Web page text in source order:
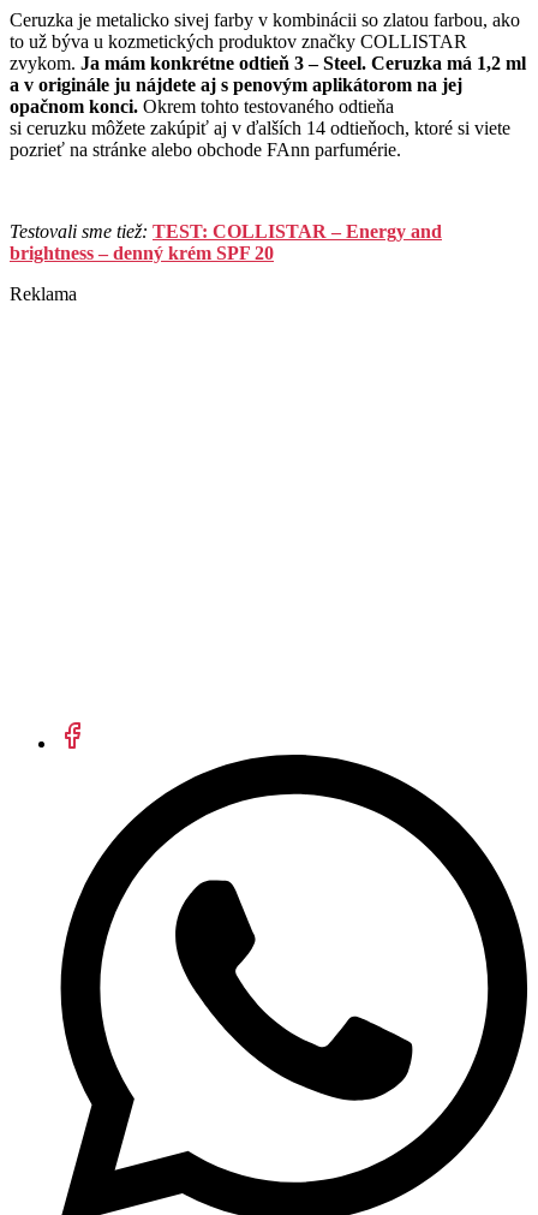
Ceruzka je metalicko sivej farby v kombinácii so zlatou farbou, ako
to už býva u kozmetických produktov značky COLLISTAR
zvykom. Ja mám konkrétne odtieň 3 – Steel. Ceruzka má 1,2 ml
a v originále ju nájdete aj s penovým aplikátorom na jej
opačnom konci. Okrem tohto testovaného odtieňa
si ceruzku môžete zakúpiť aj v ďalších 14 odtieňoch, ktoré si viete
pozrieť na stránke alebo obchode FAnn parfumérie.
Testovali sme tiež: TEST: COLLISTAR – Energy and
brightness – denný krém SPF 20
Reklama